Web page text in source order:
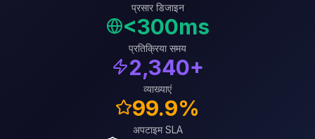
प्रसार डिजाइन
<300ms
प्रतिक्रिया समय
2,340+
व्याख्याएं
99.9%
अपटाइम SLA